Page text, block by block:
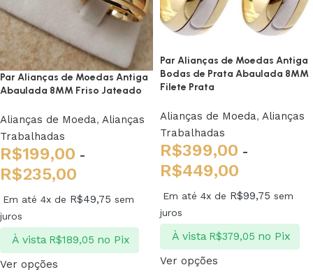
Par Alianças de Moedas Antiga
Abaulada 8MM Friso Jateado
Alianças de Moeda, Alianças
Trabalhadas
R$199,00 -
R$235,00
Em até 4x de R$49,75 sem
juros
À vista R$189,05 no Pix
Ver opções
Par Alianças de Moedas Antiga
Bodas de Prata Abaulada 8MM
Filete Prata
Alianças de Moeda, Alianças
Trabalhadas
R$399,00 -
R$449,00
Em até 4x de R$99,75 sem
juros
À vista R$379,05 no Pix
Ver opções